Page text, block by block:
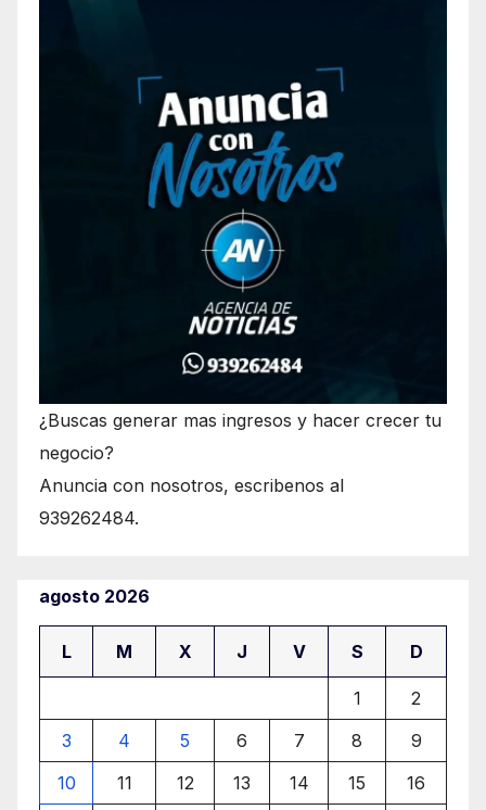
¿Buscas generar mas ingresos y hacer crecer tu
negocio?
Anuncia con nosotros, escribenos al
939262484.
agosto 2026
L M X J V S D
1
2
3
4 5 6 7 8
9
10
11 12 13 14 15 16